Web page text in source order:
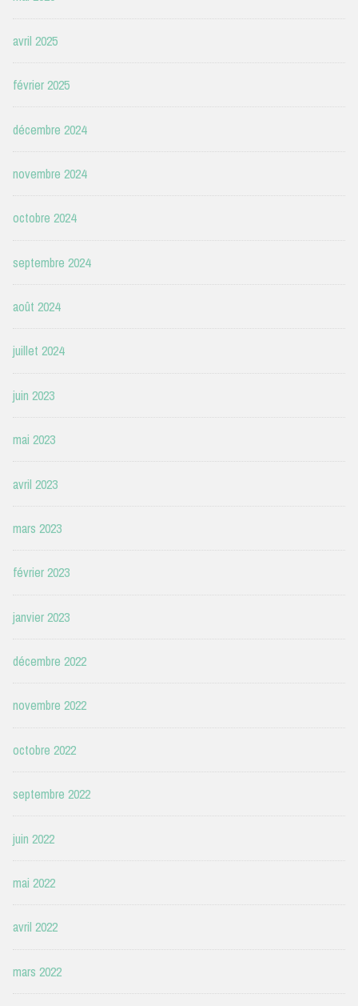
avril 2025
février 2025
décembre 2024
novembre 2024
octobre 2024
septembre 2024
août 2024
juillet 2024
juin 2023
mai 2023
avril 2023
mars 2023
février 2023
janvier 2023
décembre 2022
novembre 2022
octobre 2022
septembre 2022
juin 2022
mai 2022
avril 2022
mars 2022